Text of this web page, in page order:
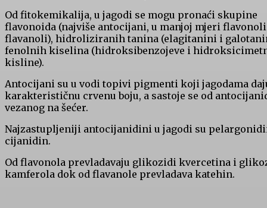
Od fitokemikalija, u jagodi se mogu pronaći skupine
flavonoida (najviše antocijani, u manjoj mjeri
flavanoli), hidroliziranih tanina (elagitanini i
fenolnih kiselina (hidroksibenzojeve i
kisline).
Antocijani su u vodi topivi pigmenti koji jagodama
karakterističnu crvenu boju, a sastoje se od
vezanog na šećer.
Najzastupljeniji antocijanidini u jagodi su
cijanidin.
Od flavonola prevladavaju glikozidi kvercetina i
kamferola dok od flavanole prevladava katehin.